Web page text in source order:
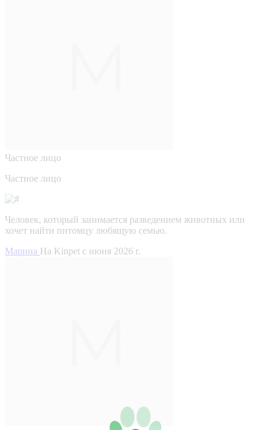
Частное лицо
Частное лицо
Человек, который занимается разведением животных или
хочет найти питомцу любящую семью.
Марина На Kinpet c июня 2026 г.